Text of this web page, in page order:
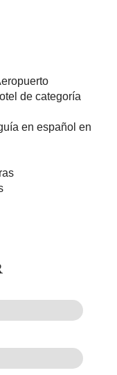
de categoría
en español en